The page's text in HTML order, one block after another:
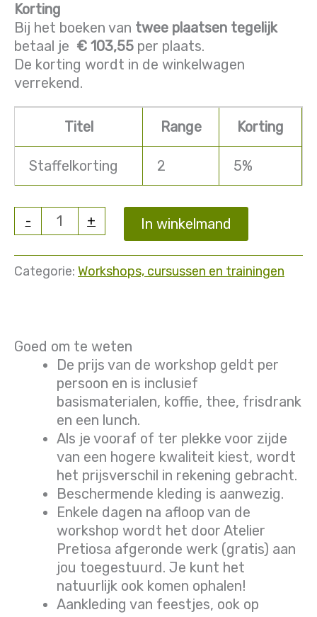
Korting
Bij het boeken van twee plaatsen tegelijk
betaal je € 103,55 per plaats.
De korting wordt in de winkelwagen
verrekend.
Titel Range Korting
Staffelkorting 2 5%
-
Workshop
zijdeschilderen
naar
eigen
+ In winkelmand
Categorie: Workshops, cursussen en trainingen
Goed om te weten
De prijs van de workshop geldt per
persoon en is inclusief
basismaterialen, koffie, thee, frisdrank
en een lunch.
Als je vooraf of ter plekke voor zijde
van een hogere kwaliteit kiest, wordt
het prijsverschil in rekening gebracht.
Beschermende kleding is aanwezig.
Enkele dagen na afloop van de
workshop wordt het door Atelier
Pretiosa afgeronde werk (gratis) aan
jou toegestuurd. Je kunt het
natuurlijk ook komen ophalen!
Aankleding van feestjes, ook op